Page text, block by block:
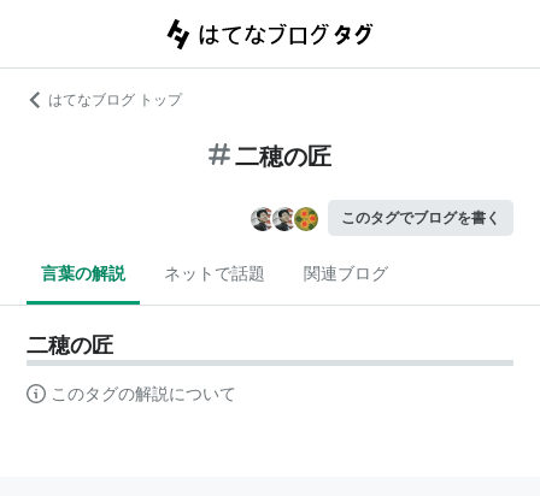
はてなブログ トップ
二穂の匠
このタグでブログを書く
言葉の解説 ネットで話題 関連ブログ
二穂の匠
このタグの解説について